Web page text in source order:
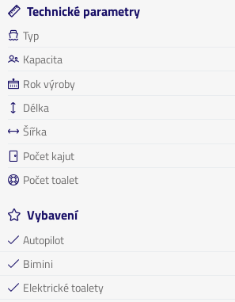
Technické parametry
Typ
Kapacita
Rok výroby
Délka
Šířka
Počet kajut
Počet toalet
Vybavení
Autopilot
Bimini
Elektrické toalety